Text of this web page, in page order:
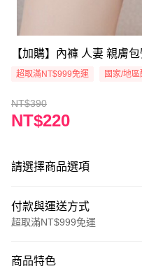
【加購】內褲 人妻 親膚
超取滿NT$999免運 國家/地
NT$390
NT$220
請選擇商品選項
付款與運送方式
超取滿NT$999免運
信用卡一次付款
商品特色